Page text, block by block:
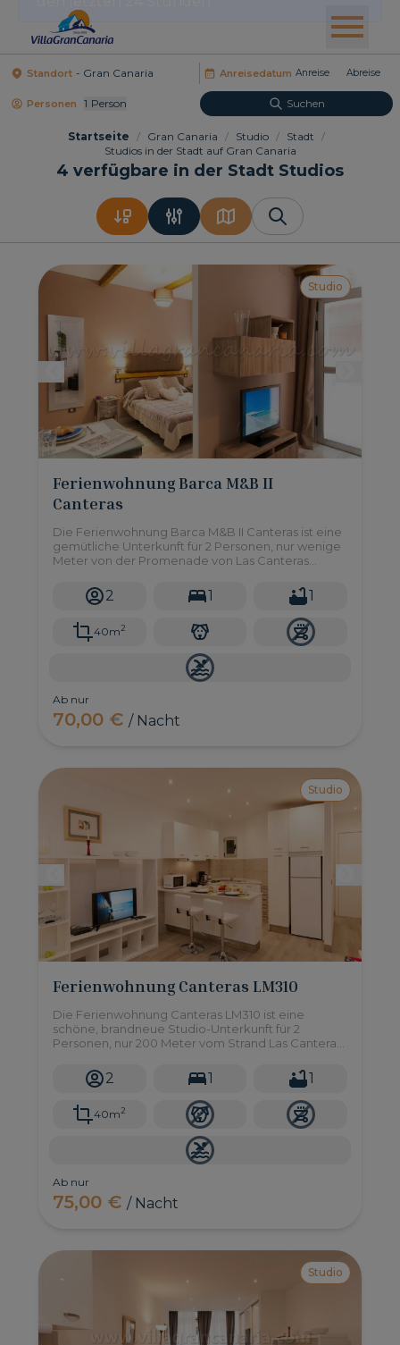
Standort Anreisedatum
Personen 1 Person Suchen
Startseite / Gran Canaria / Studio / Stadt /
Studios in der Stadt auf Gran Canaria
4 verfügbare in der Stadt Studios
Studio
Ferienwohnung Barca M&B II
Canteras
Die Ferienwohnung Barca M&B II Canteras ist eine
gemütliche Unterkunft für 2 Personen, nur wenige
Meter von der Promenade von Las Canteras
2 1 1
40m2
Ab nur
70,00 €/ Nacht
Studio
Ferienwohnung Canteras LM310
Die Ferienwohnung Canteras LM310 ist eine
schöne, brandneue Studio-Unterkunft für 2
Personen, nur 200 Meter vom Strand Las Canteras
Supermärkte, Restaurants und mehr!
2 1 1
40m2
Ab nur
75,00 €/ Nacht
Studio